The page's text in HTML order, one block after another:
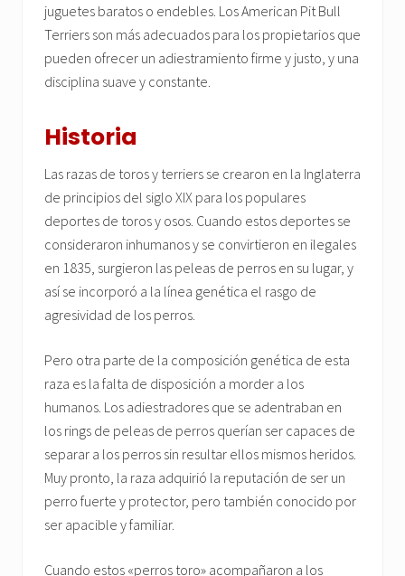
juguetes baratos o endebles. Los American Pit Bull
Terriers son más adecuados para los propietarios que
pueden ofrecer un adiestramiento firme y justo, y una
disciplina suave y constante.
Historia
Las razas de toros y terriers se crearon en la Inglaterra
de principios del siglo XIX para los populares
deportes de toros y osos. Cuando estos deportes se
consideraron inhumanos y se convirtieron en ilegales
en 1835, surgieron las peleas de perros en su lugar, y
así se incorporó a la línea genética el rasgo de
agresividad de los perros.
Pero otra parte de la composición genética de esta
raza es la falta de disposición a morder a los
humanos. Los adiestradores que se adentraban en
los rings de peleas de perros querían ser capaces de
separar a los perros sin resultar ellos mismos heridos.
Muy pronto, la raza adquirió la reputación de ser un
perro fuerte y protector, pero también conocido por
ser apacible y familiar.
Cuando estos «perros toro» acompañaron a los